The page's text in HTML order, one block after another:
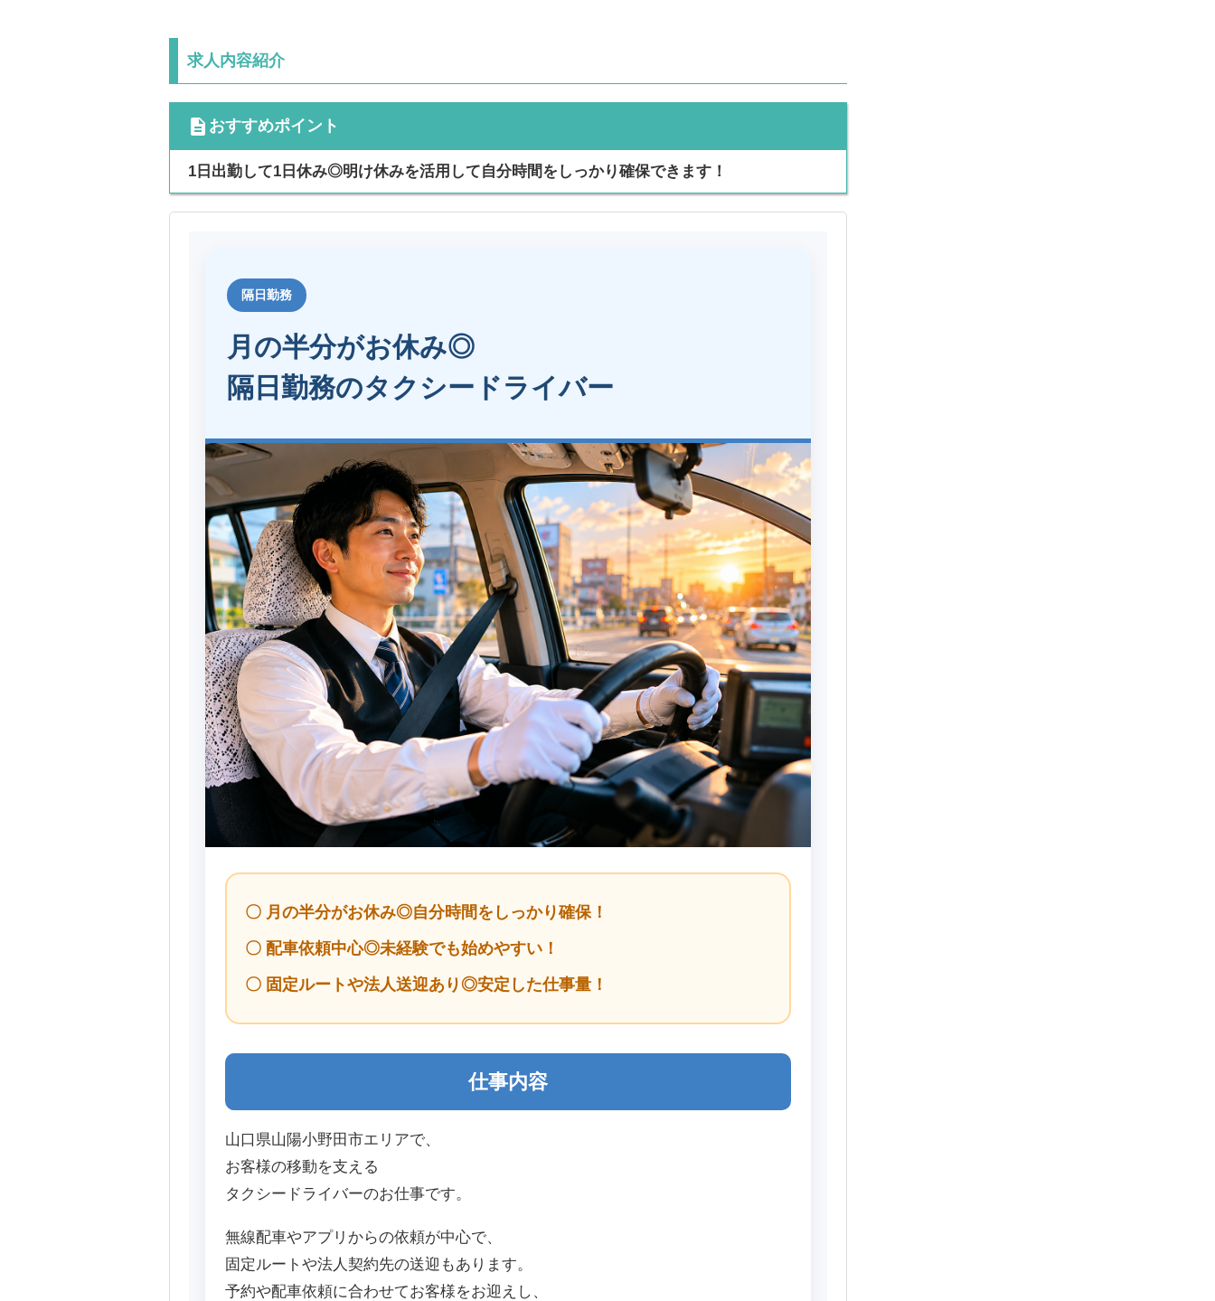
求人内容紹介
cdescription おすすめポイント
1日出勤して1日休み◎明け休みを活用して自分時間をしっかり確保できます！
隔日勤務
月の半分がお休み◎
隔日勤務のタクシードライバー
〇 月の半分がお休み◎自分時間をしっかり確保！
〇 配車依頼中心◎未経験でも始めやすい！
〇 固定ルートや法人送迎あり◎安定した仕事量！
仕事内容
山口県山陽小野田市エリアで、
お客様の移動を支える
タクシードライバーのお仕事です。
無線配車やアプリからの依頼が中心で、
固定ルートや法人契約先の送迎もあります。
予約や配車依頼に合わせてお客様をお迎えし、